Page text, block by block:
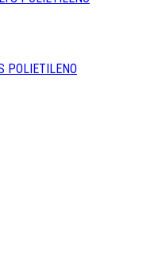
POLIETILENO